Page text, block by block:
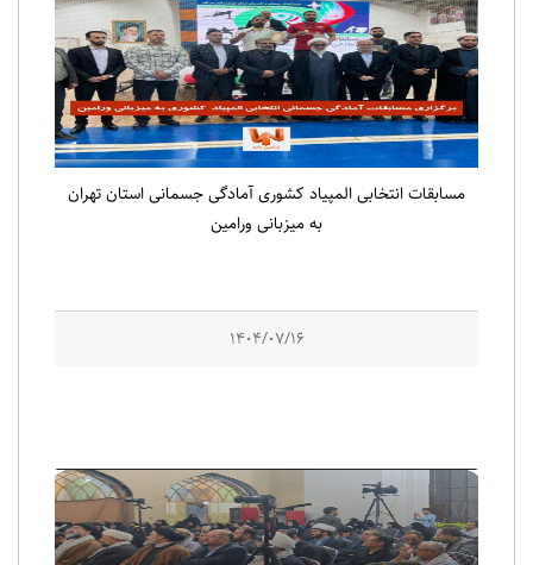
مسابقات انتخابی المپیاد کشوری آمادگی جسمانی استان تهران
به میزبانی ورامین
1404/07/16